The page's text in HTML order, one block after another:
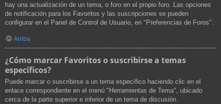
hay una actualización de un tema, o foro en el propio foro. Las opciones
de notificación para los Favoritos y las suscripciones se pueden
configurar en el Panel de Control de Usuario, en "Preferencias de Foros".
Arriba
¿Cómo marcar Favoritos o suscribirse a temas
específicos?
Puede marcar o suscribirse a un tema específico haciendo clic en el
enlace correspondiente en el menú "Herramientas de Tema", ubicado
cerca de la parte superior e inferior de un tema de discusión.